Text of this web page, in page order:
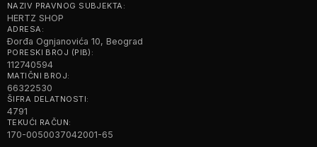
NAZIV PRAVNOG SUBJEKTA:
HERTZ SHOP
ADRESA:
Đorđa Ognjanovića 10, Beograd
PORESKI BROJ (PIB):
112740594
MATIČNI BROJ:
66322530
ŠIFRA DELATNOSTI:
4791
TEKUĆI RAČUN:
170-0050037042001-65